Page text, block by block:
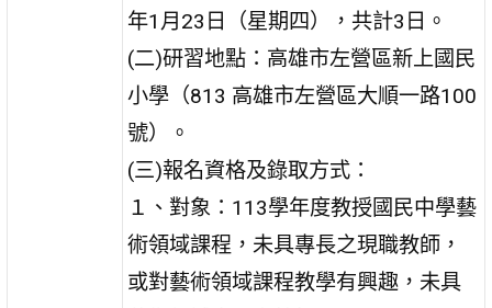
年1月23日（星期四），共計3日。
(二)研習地點：高雄市左營區新上國民
小學（813 高雄市左營區大順一路100
號）。
(三)報名資格及錄取方式：
１、對象：113學年度教授國民中學藝
術領域課程，未具專長之現職教師，
或對藝術領域課程教學有興趣，未具